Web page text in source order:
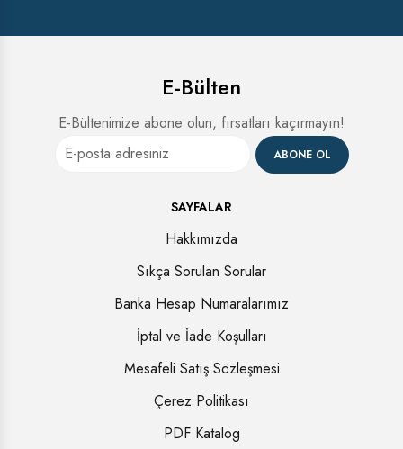
E-Bülten
E-Bültenimize abone olun, fırsatları kaçırmayın!
ABONE OL
SAYFALAR
Hakkımızda
Sıkça Sorulan Sorular
Banka Hesap Numaralarımız
İptal ve İade Koşulları
Mesafeli Satış Sözleşmesi
Çerez Politikası
PDF Katalog